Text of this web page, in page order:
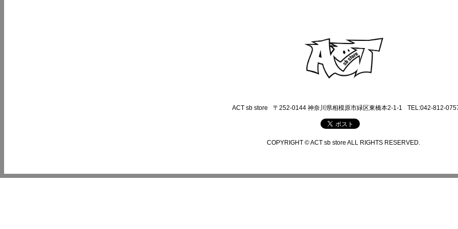
ACT sb store 〒252-0144 神奈川県相模原市緑区東橋本2-1-1 TEL:042-812-
COPYRIGHT © ACT sb store ALL RIGHTS RESERVED.